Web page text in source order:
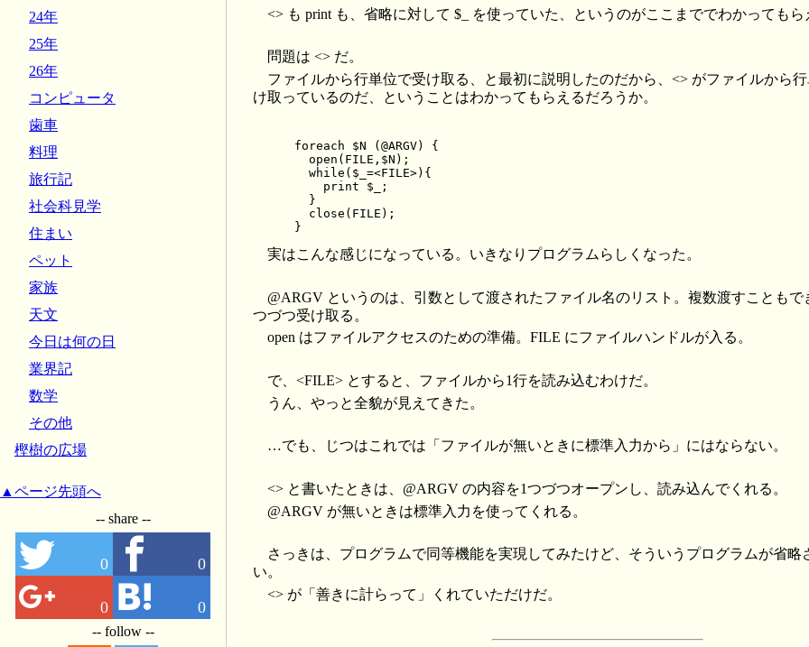
<> も print も、省略に対して $_ を使っていた、というのがここまででわかってもら
問題は <> だ。
ファイルから行単位で受け取る、と最初に説明したのだから、<> がファイルから
け取っているのだ、ということはわかってもらえるだろうか。
foreach $N (@ARGV) {
  open(FILE,$N);
  while($_=<FILE>){
    print $_;
  }
  close(FILE);
実はこんな感じになっている。いきなりプログラムらしくなった。
@ARGV というのは、引数として渡されたファイル名のリスト。複数渡すこともで
つづつ受け取る。
open はファイルアクセスのための準備。FILE にファイルハンドルが入る。
で、<FILE> とすると、ファイルから1行を読み込むわけだ。
うん、やっと全貌が見えてきた。
…でも、じつはこれでは「ファイルが無いときに標準入力から」にはならない。
<> と書いたときは、@ARGV の内容を1つづつオープンし、読み込んでくれる。
@ARGV が無いときは標準入力を使ってくれる。
さっきは、プログラムで同等機能を実現してみたけど、そういうプログラムが省略
い。
<> が「善きに計らって」くれていただけだ。
24年
25年
26年
コンピュータ
歯車
料理
旅行記
社会科見学
住まい
ペット
家族
天文
今日は何の日
業界記
数学
その他
樫樹の広場
▲ページ先頭へ
-- share --
0 0
0 0
-- follow --